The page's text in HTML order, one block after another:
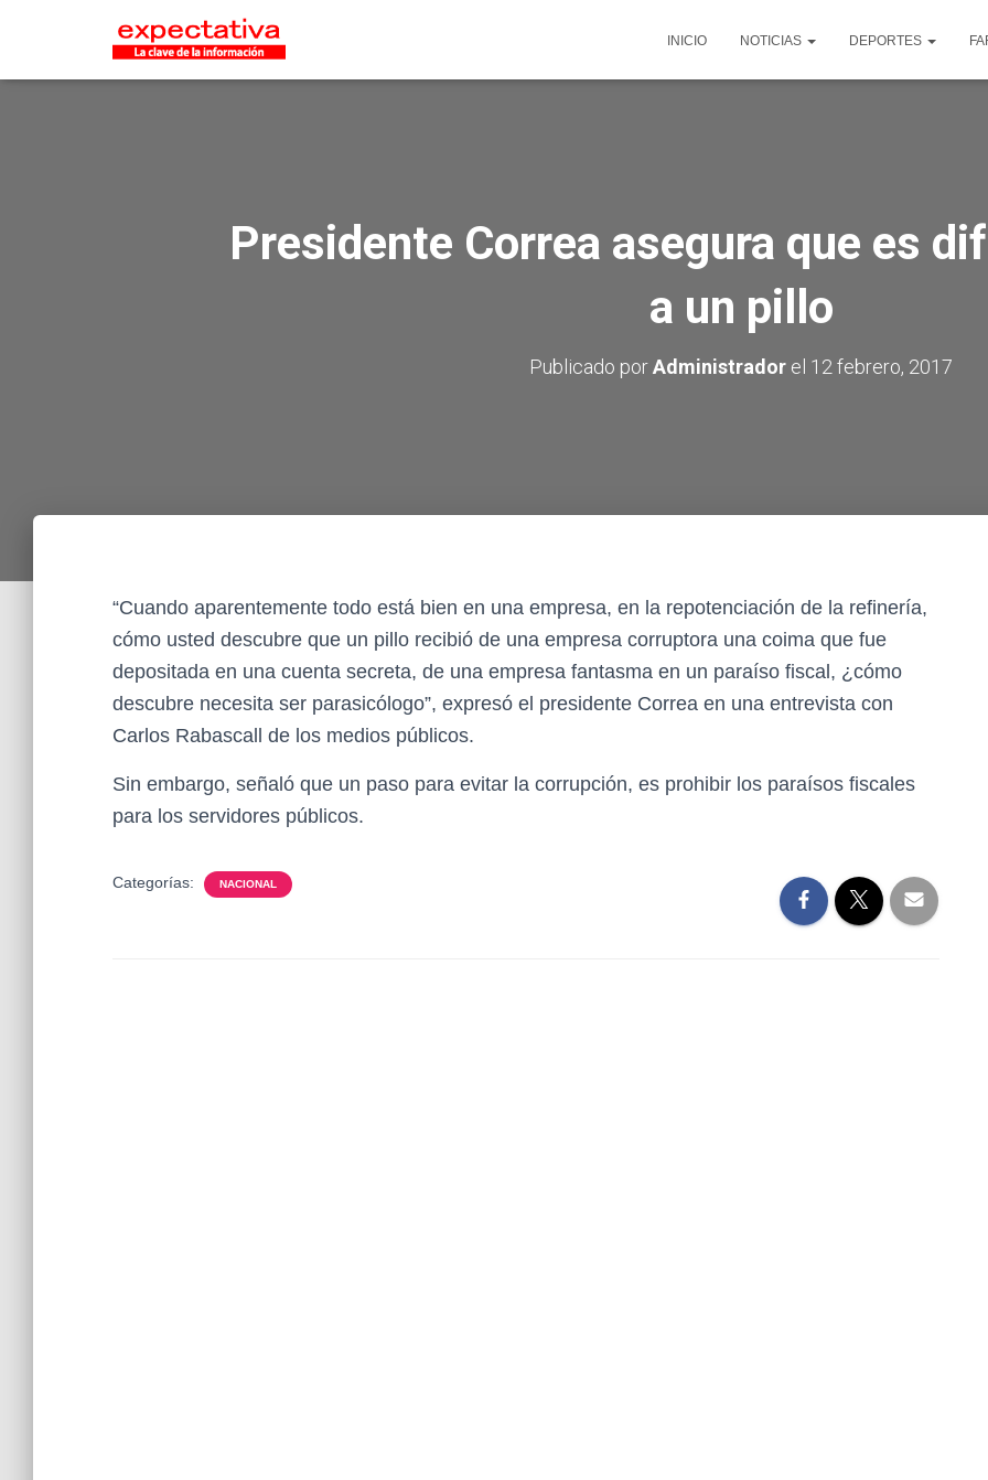
INICIO NOTICIAS DEPORTES
Presidente Correa asegura que es
a un pillo
Publicado porAdministrador el 12 febrero, 2017
“Cuando aparentemente todo está bien en una empresa, en la repotenciación de la refinería,
cómo usted descubre que un pillo recibió de una empresa corruptora una coima que fue
depositada en una cuenta secreta, de una empresa fantasma en un paraíso fiscal, ¿cómo
descubre necesita ser parasicólogo”, expresó el presidente Correa en una entrevista con
Carlos Rabascall de los medios públicos.
Sin embargo, señaló que un paso para evitar la corrupción, es prohibir los paraísos fiscales
para los servidores públicos.
Categorías: NACIONAL